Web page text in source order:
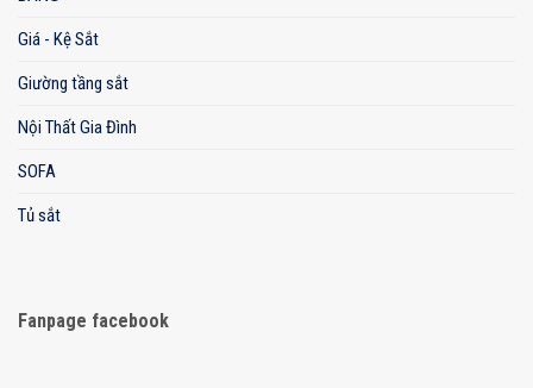
Giá - Kệ Sắt
Giường tầng sắt
Nội Thất Gia Đình
SOFA
Tủ sắt
Fanpage facebook